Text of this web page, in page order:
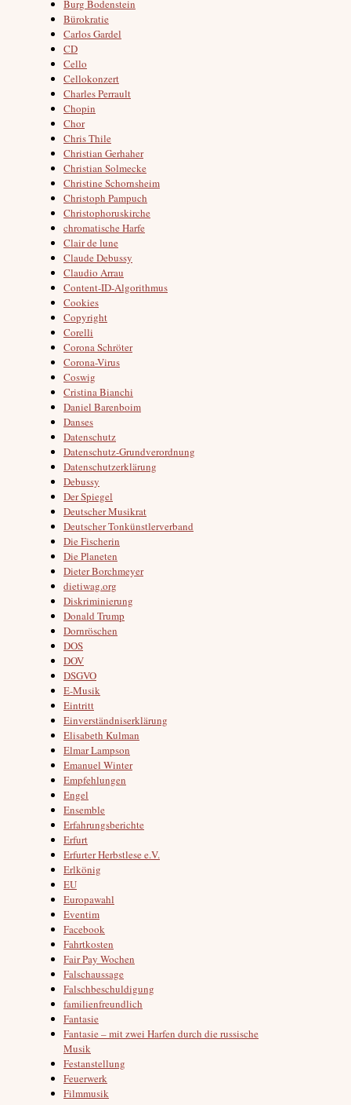
Burg Bodenstein
Bürokratie
Carlos Gardel
CD
Cello
Cellokonzert
Charles Perrault
Chopin
Chor
Chris Thile
Christian Gerhaher
Christian Solmecke
Christine Schornsheim
Christoph Pampuch
Christophoruskirche
chromatische Harfe
Clair de lune
Claude Debussy
Claudio Arrau
Content-ID-Algorithmus
Cookies
Copyright
Corelli
Corona Schröter
Corona-Virus
Coswig
Cristina Bianchi
Daniel Barenboim
Danses
Datenschutz
Datenschutz-Grundverordnung
Datenschutzerklärung
Debussy
Der Spiegel
Deutscher Musikrat
Deutscher Tonkünstlerverband
Die Fischerin
Die Planeten
Dieter Borchmeyer
dietiwag.org
Diskriminierung
Donald Trump
Dornröschen
DOS
DOV
DSGVO
E-Musik
Eintritt
Einverständniserklärung
Elisabeth Kulman
Elmar Lampson
Emanuel Winter
Empfehlungen
Engel
Ensemble
Erfahrungsberichte
Erfurt
Erfurter Herbstlese e.V.
Erlkönig
EU
Europawahl
Eventim
Facebook
Fahrtkosten
Fair Pay Wochen
Falschaussage
Falschbeschuldigung
familienfreundlich
Fantasie
Fantasie – mit zwei Harfen durch die russische
Musik
Festanstellung
Feuerwerk
Filmmusik